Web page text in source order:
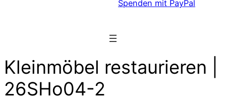
Spenden mit PayPal
Kleinmöbel restaurieren |
26SHo04-2